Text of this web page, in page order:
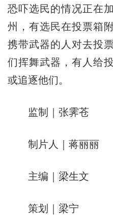
恐吓选民的情况正在
州，有选民在投票箱
携带武器的人对去投
们挥舞武器，有人给
或追逐他们。
监制｜张霁苍
制片人｜蒋丽丽
主编｜梁生文
策划｜梁宁